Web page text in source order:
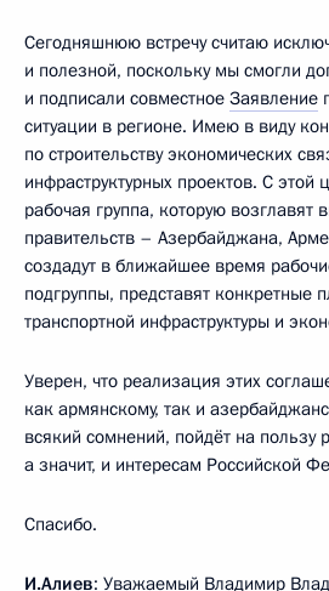
Сегодняшнюю встречу считаю
и полезной, поскольку мы смогли
и подписали совместное Заявление
ситуации в регионе. Имею в виду
по строительству экономических
инфраструктурных проектов. С этой
рабочая группа, которую возглавят
правительств – Азербайджана,
создадут в ближайшее время
подгруппы, представят конкретные
транспортной инфраструктуры и
Уверен, что реализация этих
как армянскому, так и
всякий сомнений, пойдёт на пользу
а значит, и интересам Российской
Спасибо.
И.Алиев: Уважаемый Владимир